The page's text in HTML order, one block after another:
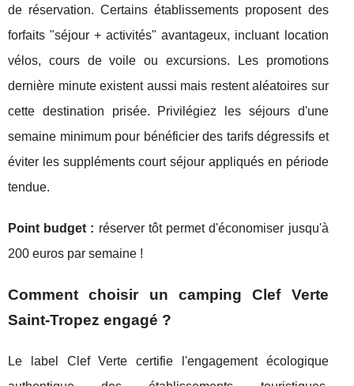
de réservation. Certains établissements proposent des
forfaits "séjour + activités" avantageux, incluant location
vélos, cours de voile ou excursions. Les promotions
dernière minute existent aussi mais restent aléatoires sur
cette destination prisée. Privilégiez les séjours d'une
semaine minimum pour bénéficier des tarifs dégressifs et
éviter les suppléments court séjour appliqués en période
tendue.
Point budget : réserver tôt permet d'économiser jusqu'à
200 euros par semaine !
Comment choisir un camping Clef Verte
Saint-Tropez engagé ?
Le label Clef Verte certifie l'engagement écologique